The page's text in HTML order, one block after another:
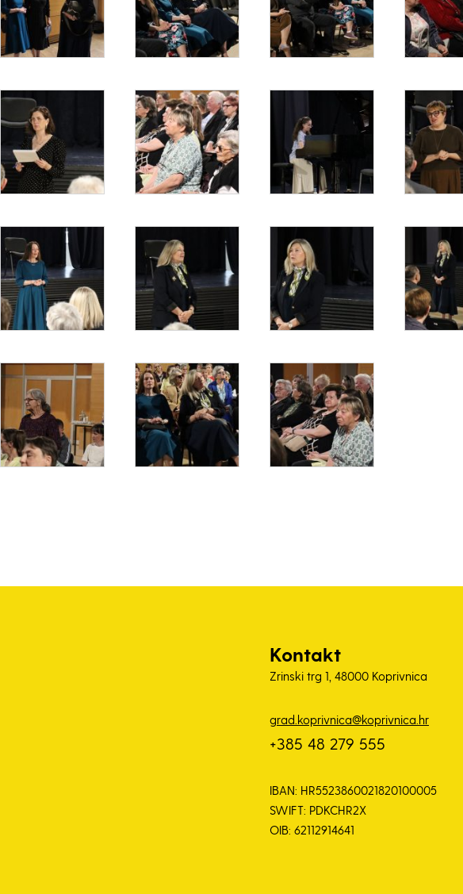
Kontakt
Zrinski trg 1, 48000 Koprivnica
grad.koprivnica@koprivnica.hr
+385 48 279 555
IBAN: HR5523860021820100005
SWIFT: PDKCHR2X
OIB: 62112914641